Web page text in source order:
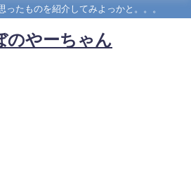
ったものを紹介してみよっかと。。。
のやーちゃん